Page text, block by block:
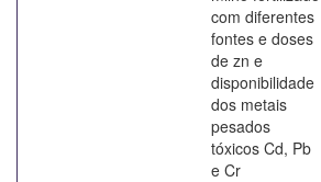
com diferentes
fontes e doses
de zn e
disponibilidade
dos metais
pesados
tóxicos Cd, Pb
e Cr